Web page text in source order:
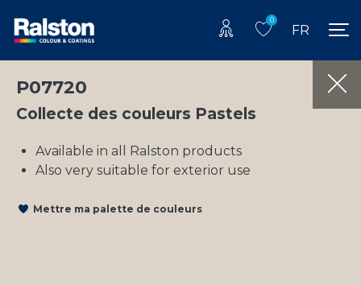
0
FR
P07720
Collecte des couleurs Pastels
Available in all Ralston products
Also very suitable for exterior use
Mettre ma palette de couleurs